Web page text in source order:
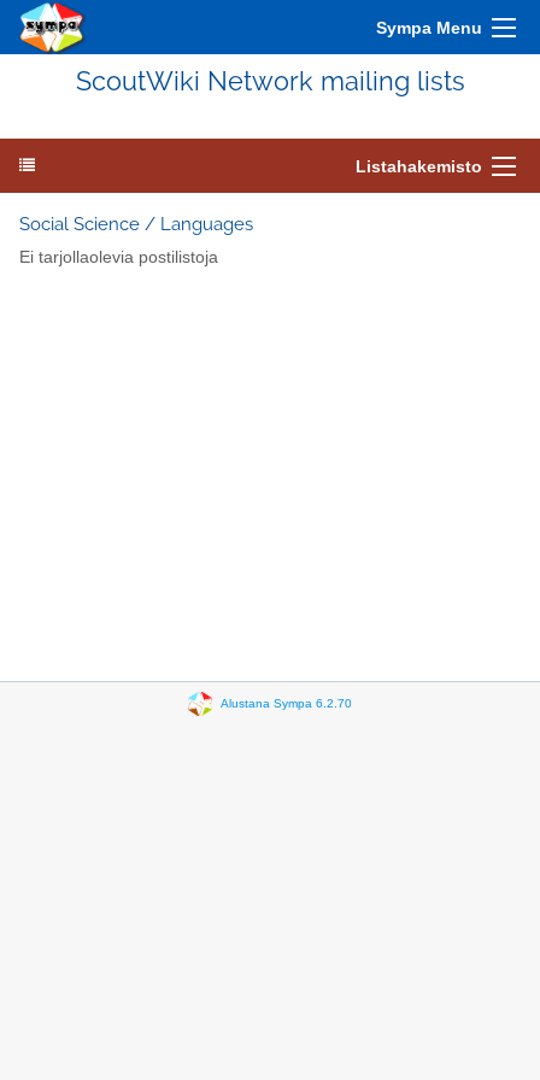
Sympa Menu
ScoutWiki Network mailing lists
Listahakemisto
Social Science / Languages
Ei tarjollaolevia postilistoja
Alustana Sympa 6.2.70